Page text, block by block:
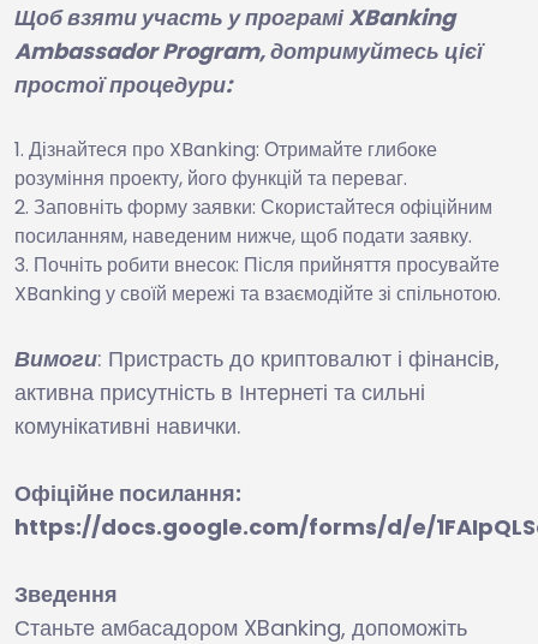
Щоб взяти участь у програмі XBanking
Ambassador Program, дотримуйтесь цієї
простої процедури:
Дізнайтеся про XBanking: Отримайте глибоке
розуміння проекту, його функцій та переваг.
Заповніть форму заявки: Скористайтеся офіційним
посиланням, наведеним нижче, щоб подати заявку.
Почніть робити внесок: Після прийняття просувайте
XBanking у своїй мережі та взаємодійте зі спільнотою.
Вимоги: Пристрасть до криптовалют і фінансів,
активна присутність в Інтернеті та сильні
комунікативні навички.
Офіційне посилання:
https://docs.google.com/forms/d/e/
Зведення
Станьте амбасадором XBanking, допоможіть